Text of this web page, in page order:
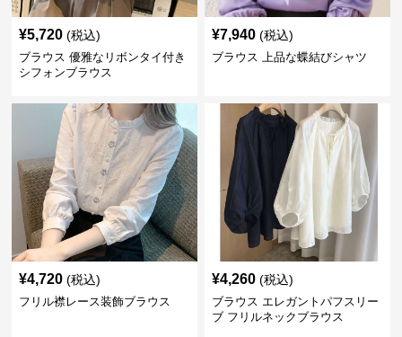
¥5,720 (税込)
ブラウス 優雅なリボンタイ付き
シフォンブラウス
¥7,940 (税込)
ブラウス 上品な蝶結びシャツ
¥4,720 (税込)
フリル襟レース装飾ブラウス
¥4,260 (税込)
ブラウス エレガントパフスリー
ブ フリルネックブラウス